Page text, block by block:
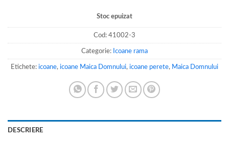
Stoc epuizat
Cod: 41002-3
Categorie: Icoane rama
Etichete: icoane, icoane Maica Domnului, icoane perete, Maica Domnului
DESCRIERE